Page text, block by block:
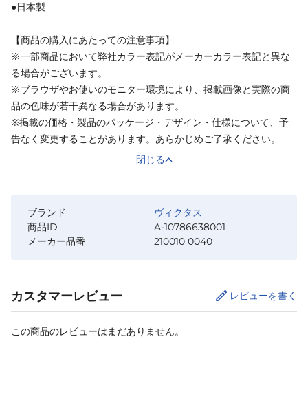
●日本製
【商品の購入にあたっての注意事項】
※一部商品において弊社カラー表記がメーカーカラー表記と異な
る場合がございます。
※ブラウザやお使いのモニター環境により、掲載画像と実際の商
品の色味が若干異なる場合があります。
※掲載の価格・製品のパッケージ・デザイン・仕様について、予
告なく変更することがあります。あらかじめご了承ください。
閉じる
ブランド
ヴィクタス
商品ID
A-10786638001
メーカー品番
210010 0040
カスタマーレビュー レビューを書く
この商品のレビューはまだありません。